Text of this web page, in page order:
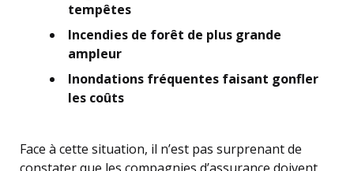
tempêtes
Incendies de forêt de plus grande
ampleur
Inondations fréquentes faisant gonfler
les coûts
Face à cette situation, il n’est pas surprenant de